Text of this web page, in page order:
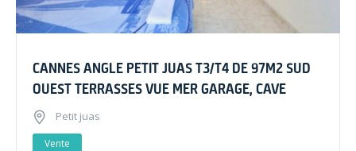
CANNES ANGLE PETIT JUAS T3/T4 DE 97M2 SUD
OUEST TERRASSES VUE MER GARAGE, CAVE
Petit juas
Vente